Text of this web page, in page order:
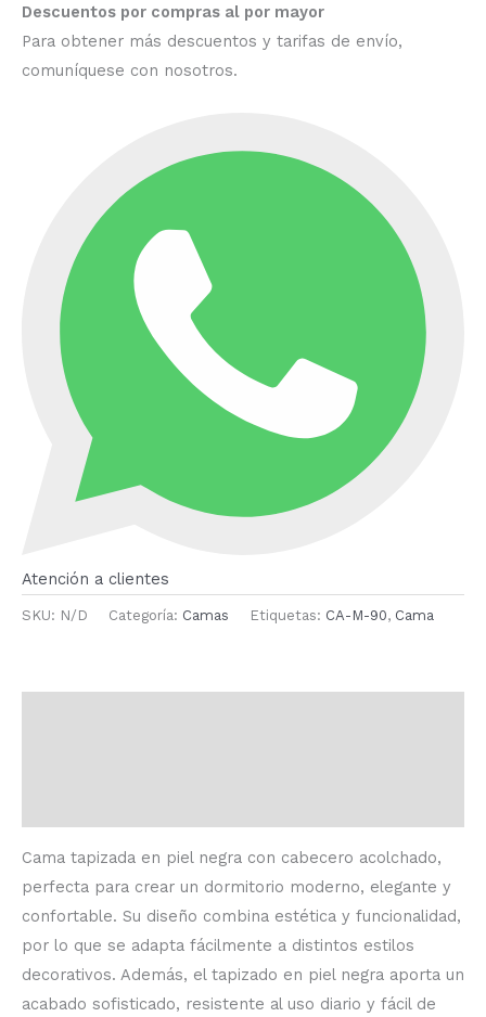
Descuentos por compras al por mayor
Para obtener más descuentos y tarifas de envío,
comuníquese con nosotros.
Atención a clientes
SKU: N/D Categoría: Camas Etiquetas: CA-M-90, Cama
Cama tapizada en piel negra con cabecero acolchado,
perfecta para crear un dormitorio moderno, elegante y
confortable. Su diseño combina estética y funcionalidad,
por lo que se adapta fácilmente a distintos estilos
decorativos. Además, el tapizado en piel negra aporta un
acabado sofisticado, resistente al uso diario y fácil de